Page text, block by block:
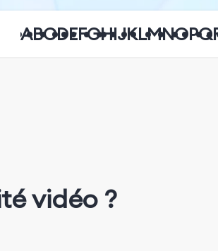
ABCDEFGHIJKLMNOPQ
vidéo ?